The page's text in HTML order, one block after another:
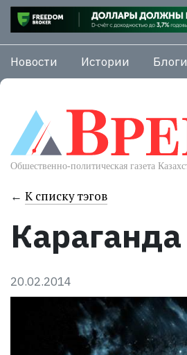
Новости Истории Блоги
← К списку тэгов
Караганда
20.02.2014